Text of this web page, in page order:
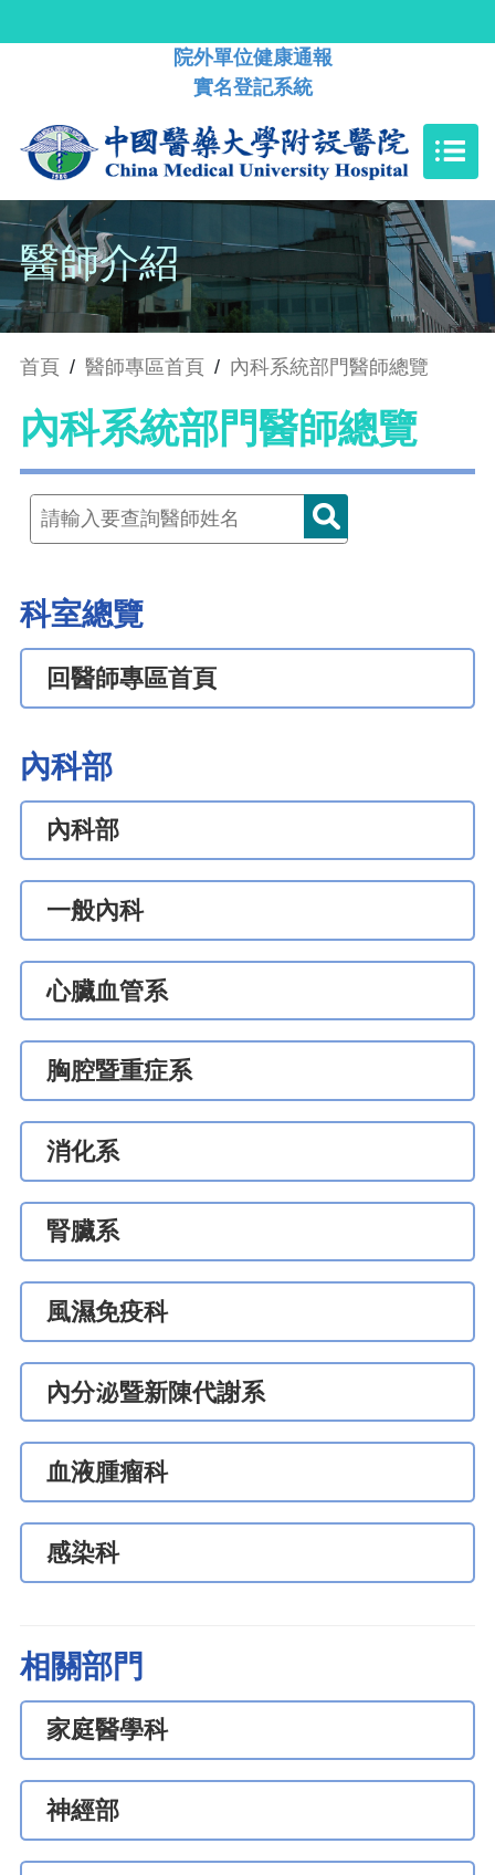
院外單位健康通報
實名登記系統
醫師介紹
首頁 / 醫師專區首頁 / 內科系統部門醫師總覽
內科系統部門醫師總覽
科室總覽
回醫師專區首頁
內科部
內科部
一般內科
心臟血管系
胸腔暨重症系
消化系
腎臟系
風濕免疫科
內分泌暨新陳代謝系
血液腫瘤科
感染科
相關部門
家庭醫學科
神經部